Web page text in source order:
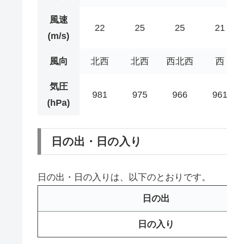
風速
(m/s)
22 25 25 21
風向 北西 北西 西北西 西
気圧
(hPa)
981 975 966 961
日の出・日の入り
日の出・日の入りは、以下のとおりです。
日の出
日の入り